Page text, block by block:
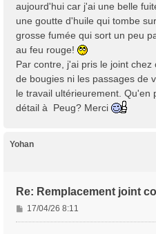
g
e
aujourd'hui car j'ai une belle
une goutte d'huile qui tombe
grosse fumée qui sort un peu
au feu rouge!
Par contre, j'ai pris le joint
de bougies ni les passages de
le travail ultérieurement. Qu'en
détail à Peug? Merci
Yohan
Re: Remplacement joint
M
e
17/04/26 8:11